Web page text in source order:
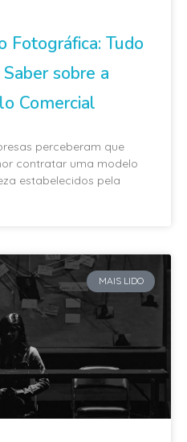
Fotográfica: Tudo
sobre a
Comercial
perceberam que
contratar uma modelo
estabelecidos pela
MAIS LIDO